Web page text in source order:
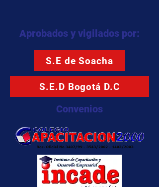
Aprobados y vigilados por:
S.E de Soacha
S.E.D Bogotá D.C
Convenios